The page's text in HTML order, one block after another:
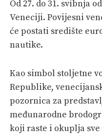
PRETPLATA
SHOP
Od 27. do 31. svibnja
Veneciji. Povijesni
će postati središte
nautike.
Kao simbol stoljetne
Republike,
pozornica za
međunarodne
koji raste i okuplja